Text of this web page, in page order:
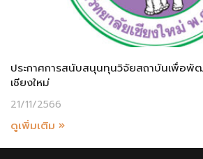
ประกาศการสนับสนุนทุนวิจัยสถาบันเพื่อพั
เชียงใหม่
21/11/2566
ดูเพิ่มเติม »